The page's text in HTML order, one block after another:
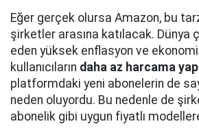
Eğer gerçek olursa Amazon, bu
şirketler arasına katılacak. Dünya
eden yüksek enflasyon ve
kullanıcıların daha az harcama
platformdaki yeni abonelerin de
neden oluyordu. Bu nedenle de
abonelik gibi uygun fiyatlı